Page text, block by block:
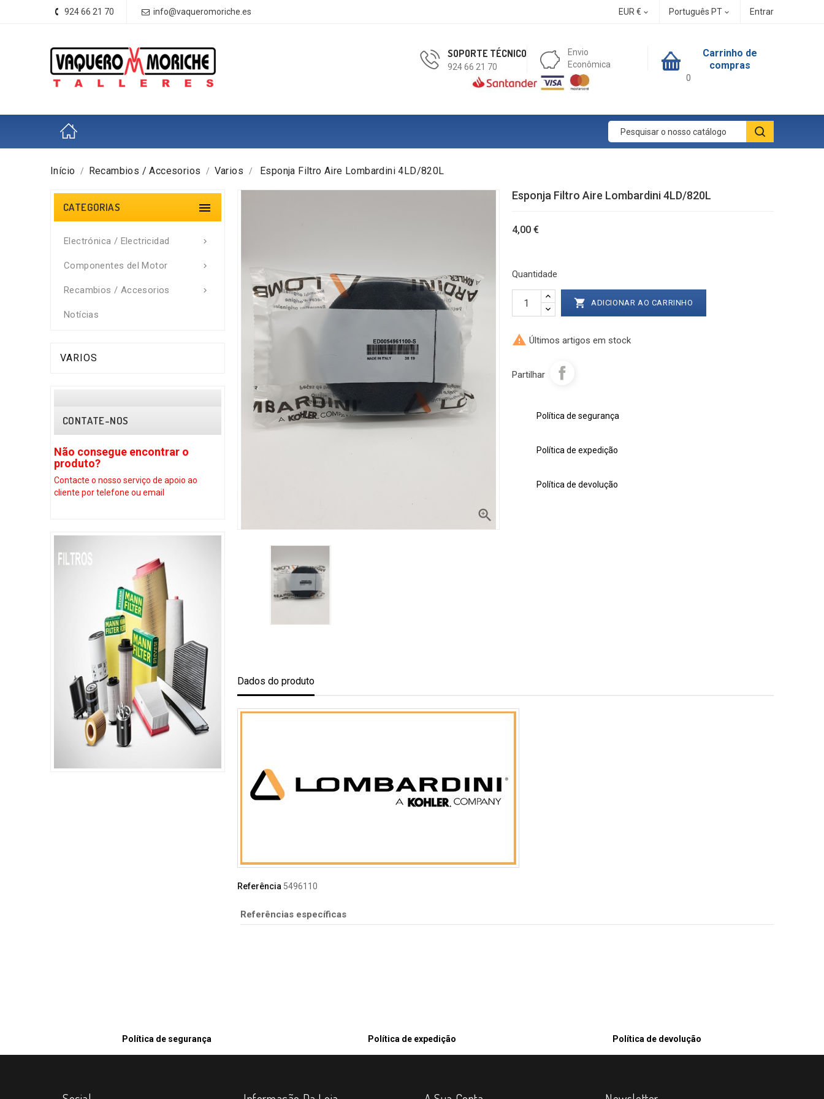
924 66 21 70 info@vaqueromoriche.es EUR €  Português PT  Entrar
Carrinho de
compras
0
SOPORTE TÉCNICO
924 66 21 70
Envio
Econômica
Início Recambios / Accesorios Varios Esponja Filtro Aire Lombardini 4LD/820L
CATEGORIAS 

Electrónica / Electricidad

Componentes del Motor

Recambios / Accesorios
Notícias
VARIOS
CONTATE-NOS
Não consegue encontrar o
produto?
Contacte o nosso serviço de apoio ao
cliente por telefone ou email
Não consegue encontrar o

Esponja Filtro Aire Lombardini 4LD/820L
4,00 €
Quantidade
 ADICIONAR AO CARRINHO
 Últimos artigos em stock
Partilhar
Política de segurança
Política de expedição
Política de devolução
Dados do produto
Referência 5496110
Referências específicas
Política de segurança Política de expedição Política de devolução